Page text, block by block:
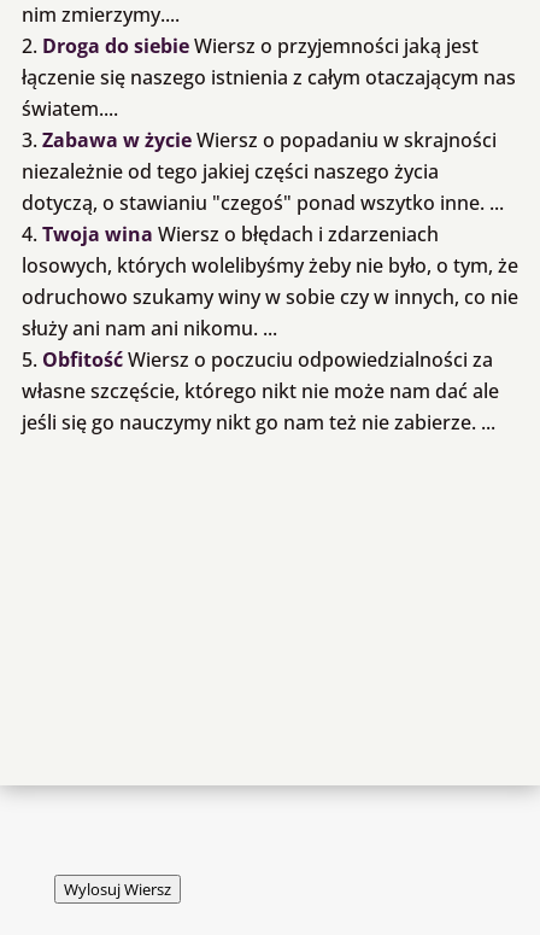
nim zmierzymy....
Droga do siebieWiersz o przyjemności jaką jest
łączenie się naszego istnienia z całym otaczającym nas
światem....
Zabawa w życieWiersz o popadaniu w skrajności
niezależnie od tego jakiej części naszego życia
dotyczą, o stawianiu "czegoś" ponad wszytko inne. ...
Twoja wina Wiersz o błędach i zdarzeniach
losowych, których wolelibyśmy żeby nie było, o tym, że
odruchowo szukamy winy w sobie czy w innych, co nie
służy ani nam ani nikomu. ...
ObfitośćWiersz o poczuciu odpowiedzialności za
własne szczęście, którego nikt nie może nam dać ale
jeśli się go nauczymy nikt go nam też nie zabierze. ...
Wylosuj Wiersz